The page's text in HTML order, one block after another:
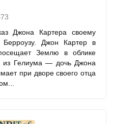
Джона Картера своему
Берроузу. Джон Картер в
Землю в облике
из Гелиума — дочь Джона
при дворе своего отца